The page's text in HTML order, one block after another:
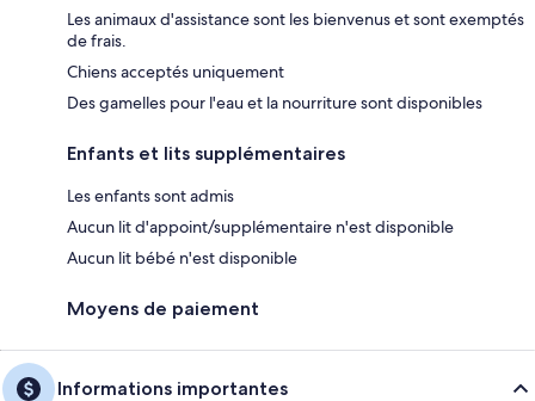
Les animaux d'assistance sont les bienvenus et sont exemptés
de frais.
Chiens acceptés uniquement
Des gamelles pour l'eau et la nourriture sont disponibles
Enfants et lits supplémentaires
Les enfants sont admis
Aucun lit d'appoint/supplémentaire n'est disponible
Aucun lit bébé n'est disponible
Moyens de paiement
Informations importantes